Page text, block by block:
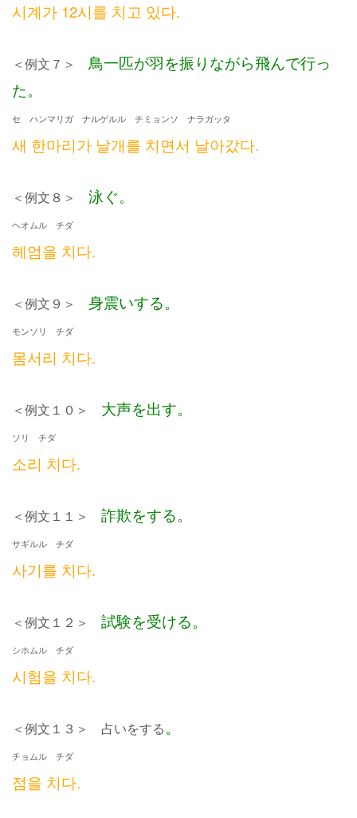
시계가 12시를 치고 있다.
＜例文７＞ 鳥一匹が羽を振りながら飛んで行っ
た。
セ ハンマリガ ナルゲルル チミョンソ ナラガッタ
새 한마리가 날개를 치면서 날아갔다.
＜例文８＞ 泳ぐ。
ヘオムル チダ
헤엄을 치다.
＜例文９＞ 身震いする。
モンソリ チダ
몸서리 치다.
＜例文１０＞ 大声を出す。
ソリ チダ
소리 치다.
＜例文１１＞ 詐欺をする。
サギルル チダ
사기를 치다.
＜例文１２＞ 試験を受ける。
シホムル チダ
시험을 치다.
＜例文１３＞ 占いをする。
チョムル チダ
점을 치다.